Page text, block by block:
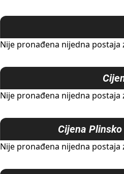
Nije pronađena nijedna postaja
Nije pronađena nijedna postaja
Cijena
Nije pronađena nijedna postaja